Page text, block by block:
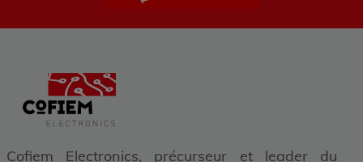
Cofiem Electronics, précurseur et leader du